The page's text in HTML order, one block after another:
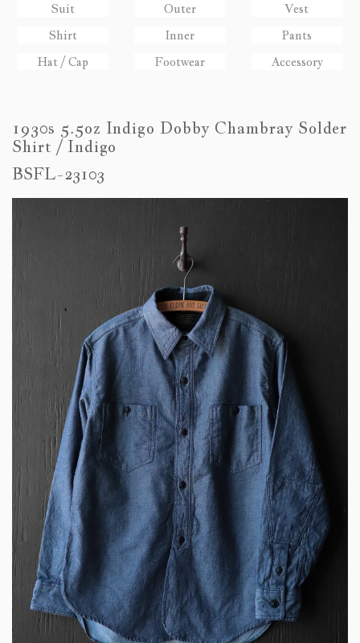
Suit Outer
Vest
Shirt
Inner
Pants
Hat / Cap
Footwear Accessory
1930s 5.5oz Indigo Dobby Chambray Solder
Shirt / Indigo
BSFL-23103